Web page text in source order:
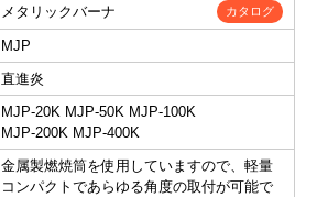
メタリックバーナ カタログ
MJP
直進炎
MJP-20K MJP-50K MJP-100K
MJP-200K MJP-400K
金属製燃焼筒を使用していますので、軽量
コンパクトであらゆる角度の取付が可能で